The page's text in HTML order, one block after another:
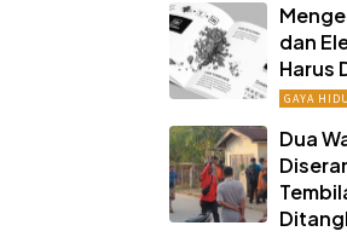
dan
Harus
GAYA
Dua